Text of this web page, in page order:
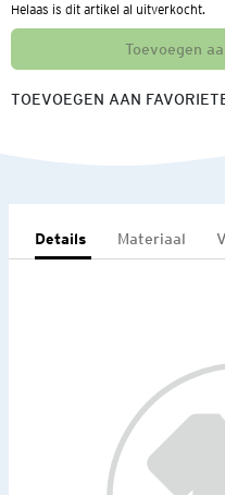
Helaas is dit artikel al uitverkocht.
Toevoegen
TOEVOEGEN AAN
Details Materiaal